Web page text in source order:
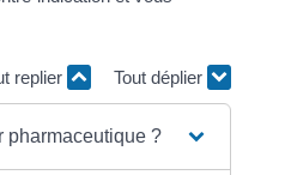
replier Tout déplier
pharmaceutique ?